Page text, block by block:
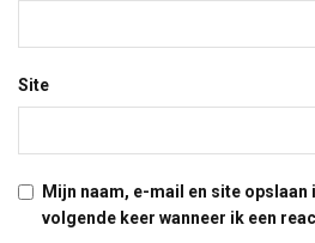
Site
Mijn naam, e-mail en site
volgende keer wanneer ik een